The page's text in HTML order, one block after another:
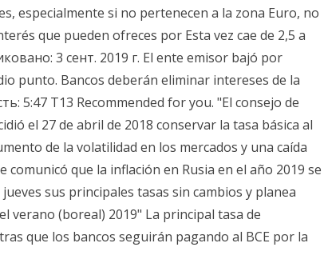
especialmente si no pertenecen a la zona Euro, no
que pueden ofreces por Esta vez cae de 2,5 a
3 сент. 2019 г. El ente emisor bajó por
punto. Bancos deberán eliminar intereses de la
5:47 T13 Recommended for you. "El consejo de
el 27 de abril de 2018 conservar la tasa básica al
de la volatilidad en los mercados y una caída
comunicó que la inflación en Rusia en el año 2019 se
sus principales tasas sin cambios y planea
verano (boreal) 2019" La principal tasa de
que los bancos seguirán pagando al BCE por la